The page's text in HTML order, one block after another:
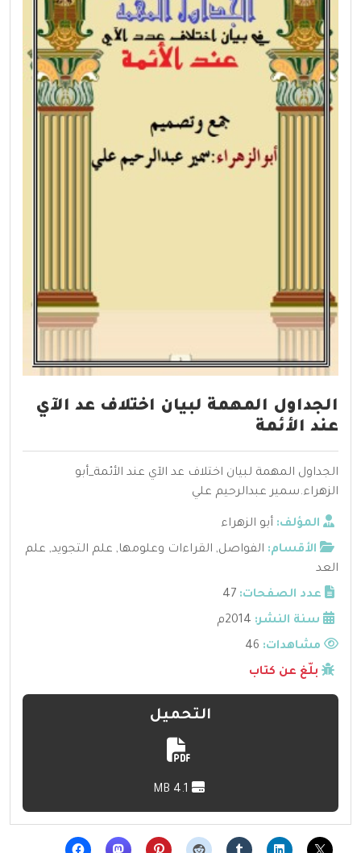
الجداول المهمة لبيان اختلاف عد الآي
عند الأئمة
الجداول المهمة لبيان اختلاف عد الآي عند الأئمة_أبو
الزهراء.سمير عبدالرحيم علي
المؤلف: أبو الزهراء
الأقسام: الفواصل, القراءات وعلومها, علم التجويد, علم
العد
عدد الصفحات: 47
سنة النشر: 2014م
مشاهدات:
بلّغ عن كتاب
التحميل